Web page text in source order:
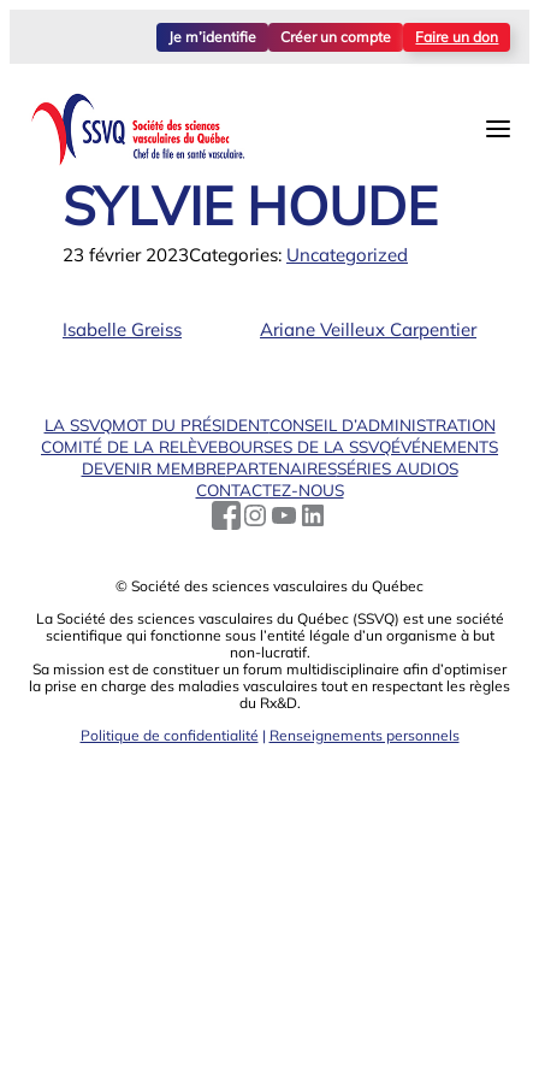
Je m’identifie Créer un compte Faire un don
SYLVIE HOUDE
23 février 2023Categories: Uncategorized
Isabelle Greiss Ariane Veilleux Carpentier
LA SSVQMOT DU PRÉSIDENTCONSEIL D’ADMINISTRATION
COMITÉ DE LA RELÈVEBOURSES DE LA SSVQÉVÉNEMENTS
DEVENIR MEMBREPARTENAIRESSÉRIES AUDIOS
CONTACTEZ-NOUS
© Société des sciences vasculaires du Québec
La Société des sciences vasculaires du Québec (SSVQ) est une société
scientiﬁque qui fonctionne sous l’entité légale d’un organisme à but
non-lucratif.
Sa mission est de constituer un forum multidisciplinaire aﬁn d’optimiser
la prise en charge des maladies vasculaires tout en respectant les règles
du Rx&D.
Politique de confidentialité | Renseignements personnels